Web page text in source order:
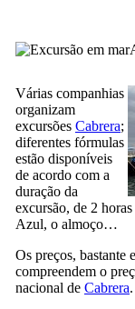
Várias companhias
organizam
excursões Cabrera;
diferentes fórmulas
estão disponíveis
de acordo com a
duração da
excursão, de 2
Azul, o almoço…
Os preços, bastante
compreendem o
nacional de Cabrera.